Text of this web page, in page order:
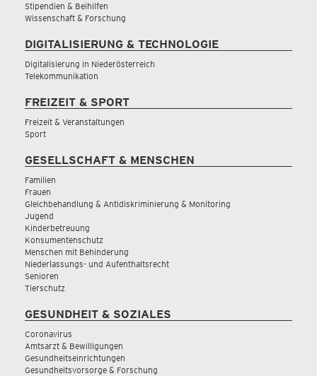
Stipendien & Beihilfen
Wissenschaft & Forschung
DIGITALISIERUNG & TECHNOLOGIE
Digitalisierung in Niederösterreich
Telekommunikation
FREIZEIT & SPORT
Freizeit & Veranstaltungen
Sport
GESELLSCHAFT & MENSCHEN
Familien
Frauen
Gleichbehandlung & Antidiskriminierung & Monitoring
Jugend
Kinderbetreuung
Konsumentenschutz
Menschen mit Behinderung
Niederlassungs- und Aufenthaltsrecht
Senioren
Tierschutz
GESUNDHEIT & SOZIALES
Coronavirus
Amtsarzt & Bewilligungen
Gesundheitseinrichtungen
Gesundheitsvorsorge & Forschung